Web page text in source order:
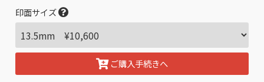
印面サイズ
ご購入手続きへ